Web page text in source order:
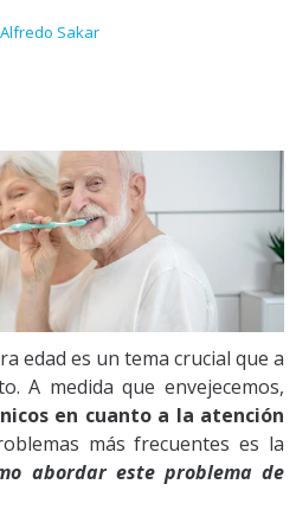
Sakar
edad es un tema crucial que a
A medida que envejecemos,
en cuanto a la atención
más frecuentes es la
abordar este problema de